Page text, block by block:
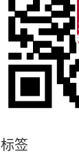
标签